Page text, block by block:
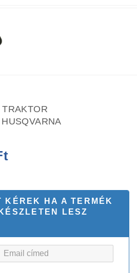
is:
270 Ft.
KÉREK HA A TERMÉK
LESZ